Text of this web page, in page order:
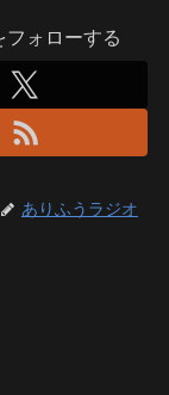
フォローする
ありふうラジオ